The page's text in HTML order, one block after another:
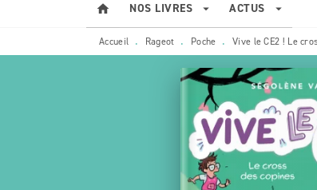
home NOS LIVRES arrow_drop_down ACTUS arrow_drop_down
Accueil • Rageot • Poche • Vive le CE2 ! Le